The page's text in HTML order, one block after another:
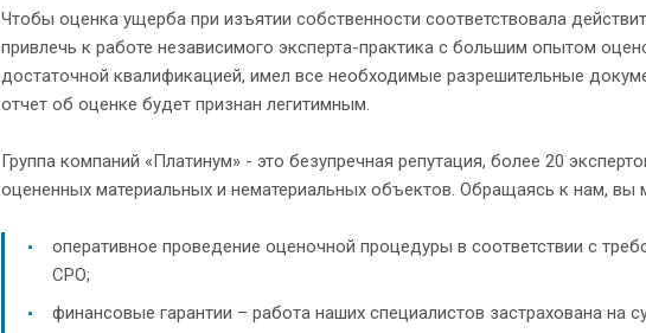
Чтобы оценка ущерба при изъятии собственности соответствовала
привлечь к работе независимого эксперта-практика с большим опытом
достаточной квалификацией, имел все необходимые разрешительные
отчет об оценке будет признан легитимным.
Группа компаний «Платинум» - это безупречная репутация, более 20
оцененных материальных и нематериальных объектов. Обращаясь к нам, вы
оперативное проведение оценочной процедуры в соответствии с
СРО;
финансовые гарантии – работа наших специалистов застрахована на